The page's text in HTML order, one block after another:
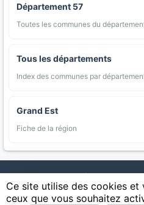
Département 57
Toutes les communes du
Tous les départements
Index des communes par
Grand Est
Fiche de la région
AgriMap — Données agricoles
Appellations | Regions | Cultures
Littoral | Espaces naturels |
Ce site utilise des cookies
ceux que vous souhaitez